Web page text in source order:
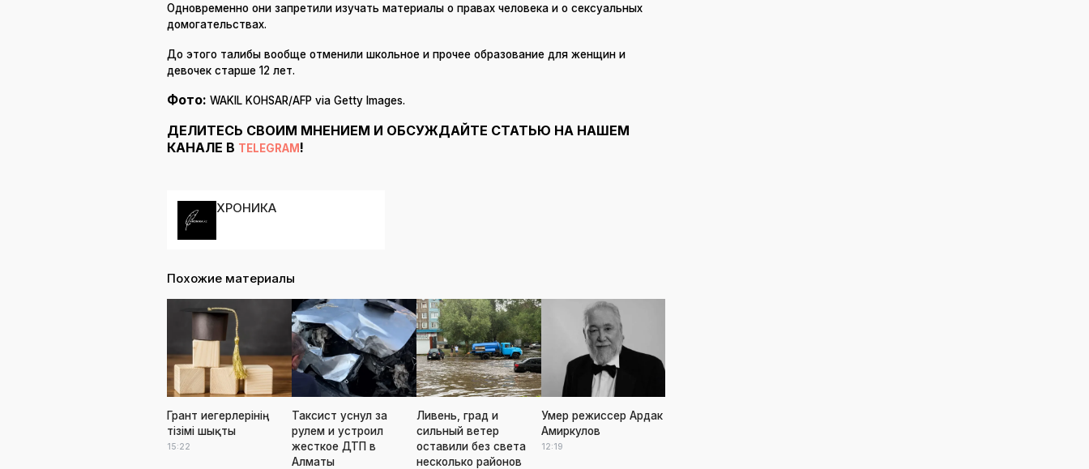
Одновременно они запретили изучать материалы о правах человека и о сексуальных
домогательствах.
До этого талибы вообще отменили школьное и прочее образование для женщин и
девочек старше 12 лет.
Фото: WAKIL KOHSAR/AFP via Getty Images.
ДЕЛИТЕСЬ СВОИМ МНЕНИЕМ И ОБСУЖДАЙТЕ СТАТЬЮ НА НАШЕМ
КАНАЛЕ В TELEGRAM !
ХРОНИКА
Похожие материалы
Грант иегерлерінің
тізімі шықты
15:22
Таксист уснул за
рулем и устроил
жесткое ДТП в
Алматы
Ливень, град и
сильный ветер
оставили без света
несколько районов
Умер режиссер Ардак
Амиркулов
12:19